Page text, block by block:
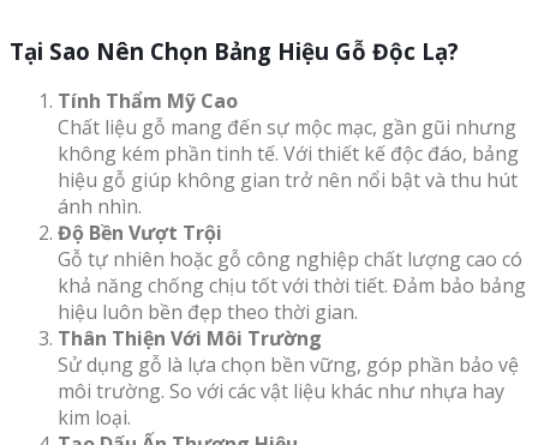
Tại Sao Nên Chọn Bảng Hiệu Gỗ Độc Lạ?
Tính Thẩm Mỹ Cao
Chất liệu gỗ mang đến sự mộc mạc, gần gũi nhưng
không kém phần tinh tế. Với thiết kế độc đáo, bảng
hiệu gỗ giúp không gian trở nên nổi bật và thu hút
ánh nhìn.
Độ Bền Vượt Trội
Gỗ tự nhiên hoặc gỗ công nghiệp chất lượng cao có
khả năng chống chịu tốt với thời tiết. Đảm bảo bảng
hiệu luôn bền đẹp theo thời gian.
Thân Thiện Với Môi Trường
Sử dụng gỗ là lựa chọn bền vững, góp phần bảo vệ
môi trường. So với các vật liệu khác như nhựa hay
kim loại.